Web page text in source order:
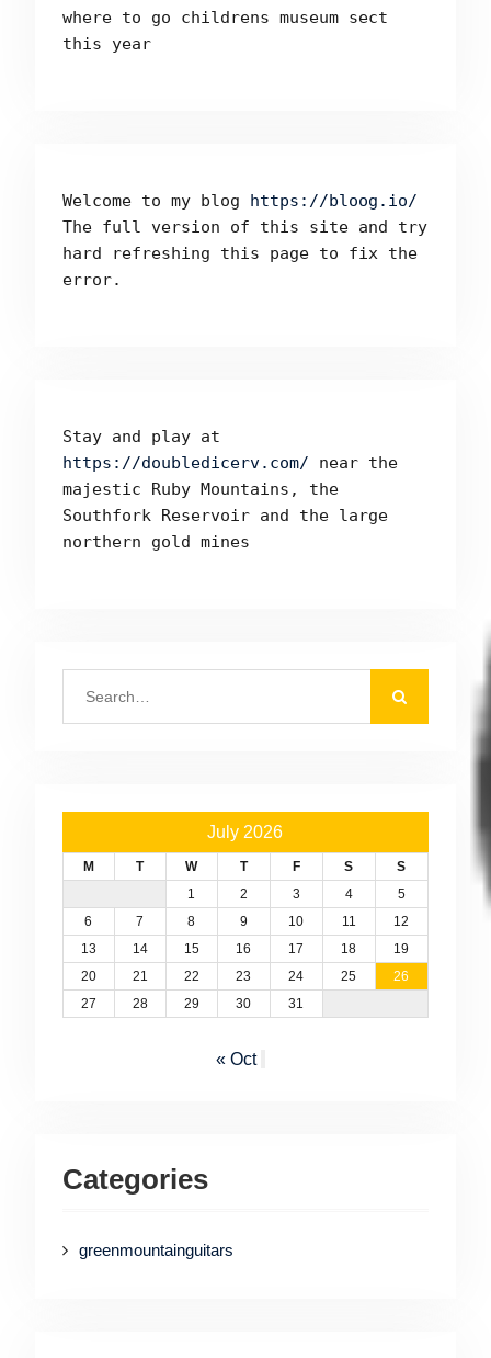
where to go childrens museum sect
this year
Welcome to my blog
The full version of this site and try
hard refreshing this page to fix the
error.
https://doubledicerv.com/ near the
majestic Ruby Mountains, the
Southfork Reservoir and the large
northern gold mines
July 2026
M T W T F S
S
1
2 3 4
5
6
7 8 9 10 11
12
13
14 15 16 17 18
19
20
21 22 23 24 25
26
27
28 29 30 31
« Oct
Categories
greenmountainguitars